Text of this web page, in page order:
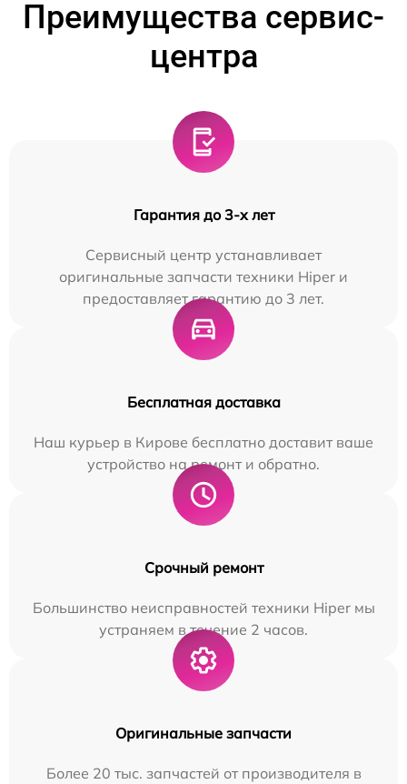
Преимущества сервис-
центра
Гарантия до 3-х лет
Сервисный центр устанавливает
оригинальные запчасти техники Hiper и
предоставляет гарантию до 3 лет.
Бесплатная доставка
Наш курьер в Кирове бесплатно доставит ваше
устройство на ремонт и обратно.
Срочный ремонт
Большинство неисправностей техники Hiper мы
устраняем в течение 2 часов.
Оригинальные запчасти
Более 20 тыс. запчастей от производителя в